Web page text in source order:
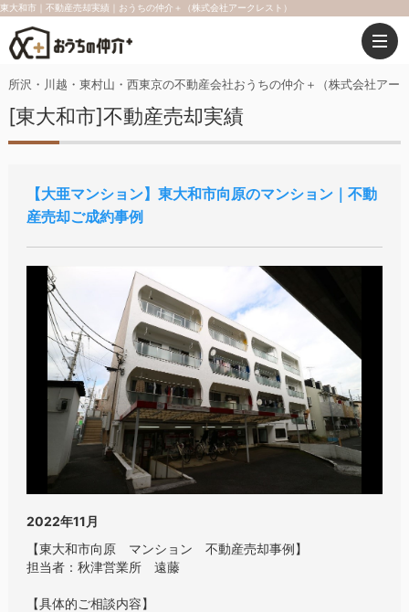
東大和市｜不動産売却実績｜おうちの仲介＋（株式会社アークレスト）
所沢・川越・東村山・西東京の不動産会社おうちの仲介＋（株式会社アー
[東大和市]不動産売却実績
大亜マンション
東大和市向原のマンション｜不動
産売却ご成約事例
2022年11月
【東大和市向原 マンション 不動産売却事例】
担当者：秋津営業所 遠藤
【具体的ご相談内容】